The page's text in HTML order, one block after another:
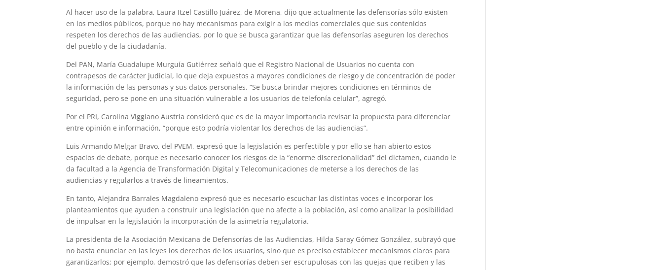
Al hacer uso de la palabra, Laura Itzel Castillo Juárez, de Morena, dijo que actualmente las defensorías sólo existen
en los medios públicos, porque no hay mecanismos para exigir a los medios comerciales que sus contenidos
respeten los derechos de las audiencias, por lo que se busca garantizar que las defensorías aseguren los derechos
del pueblo y de la ciudadanía.
Del PAN, María Guadalupe Murguía Gutiérrez señaló que el Registro Nacional de Usuarios no cuenta con
contrapesos de carácter judicial, lo que deja expuestos a mayores condiciones de riesgo y de concentración de poder
la información de las personas y sus datos personales. “Se busca brindar mejores condiciones en términos de
seguridad, pero se pone en una situación vulnerable a los usuarios de telefonía celular”, agregó.
Por el PRI, Carolina Viggiano Austria consideró que es de la mayor importancia revisar la propuesta para diferenciar
entre opinión e información, “porque esto podría violentar los derechos de las audiencias”.
Luis Armando Melgar Bravo, del PVEM, expresó que la legislación es perfectible y por ello se han abierto estos
espacios de debate, porque es necesario conocer los riesgos de la “enorme discrecionalidad” del dictamen, cuando le
da facultad a la Agencia de Transformación Digital y Telecomunicaciones de meterse a los derechos de las
audiencias y regularlos a través de lineamientos.
En tanto, Alejandra Barrales Magdaleno expresó que es necesario escuchar las distintas voces e incorporar los
planteamientos que ayuden a construir una legislación que no afecte a la población, así como analizar la posibilidad
de impulsar en la legislación la incorporación de la asimetría regulatoria.
La presidenta de la Asociación Mexicana de Defensorías de las Audiencias, Hilda Saray Gómez González, subrayó que
no basta enunciar en las leyes los derechos de los usuarios, sino que es preciso establecer mecanismos claros para
garantizarlos; por ejemplo, demostró que las defensorías deben ser escrupulosas con las quejas que reciben y las